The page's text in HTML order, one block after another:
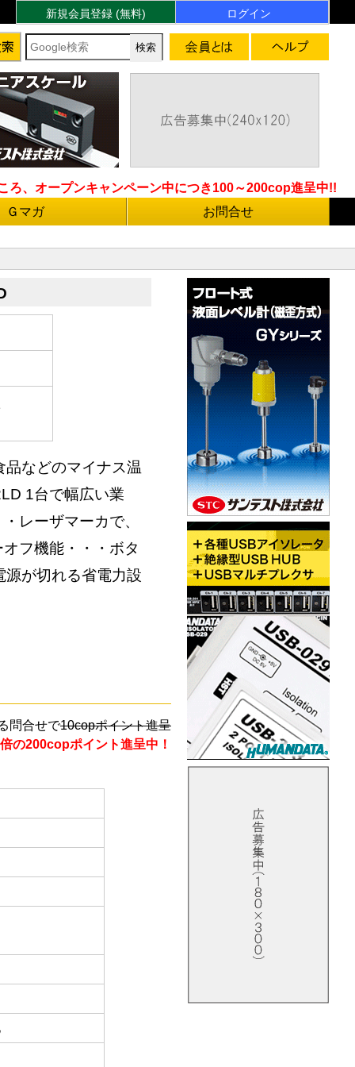
ログイン
新規会員登録 (無料)
ろ、オープンキャンペーン中につき100～200cop進呈中!!
Ｇマガ お問合せ
などのマイナス温
1台で幅広い業
レーザマーカで、
フ機能・・・ボタ
が切れる省電力設
問合せで10copポイント進呈
の200copポイント進呈中！